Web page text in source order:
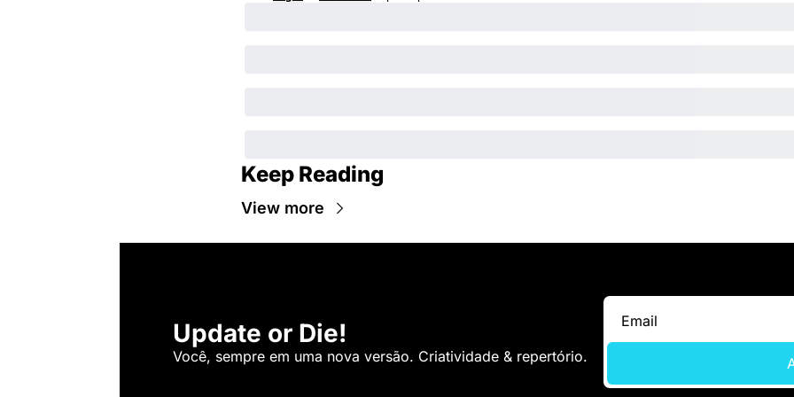
Keep Reading
View more
Update or Die!
Você, sempre em uma nova versão. Criatividade & repertório.